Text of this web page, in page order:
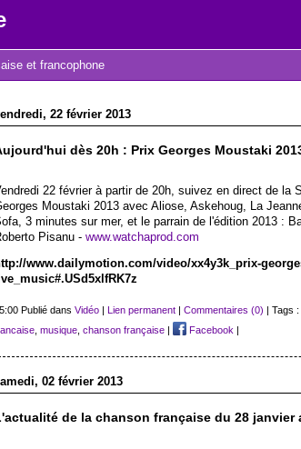
et francophone
22 février 2013
dès 20h : Prix Georges Moustaki
22 février à partir de 20h, suivez en direct de la
Moustaki 2013 avec Aliose, Askehoug, La
3 minutes sur mer, et le parrain de l'édition 2013 :
Pisanu - www.watchaprod.com
www.dailymotion.com/video/xx4y3k_prix-
Publié dans Vidéo| Lien permanent| Commentaires (0) | Tags :
, musique, chanson française| Facebook |
02 février 2013
de la chanson française du 28 janvier